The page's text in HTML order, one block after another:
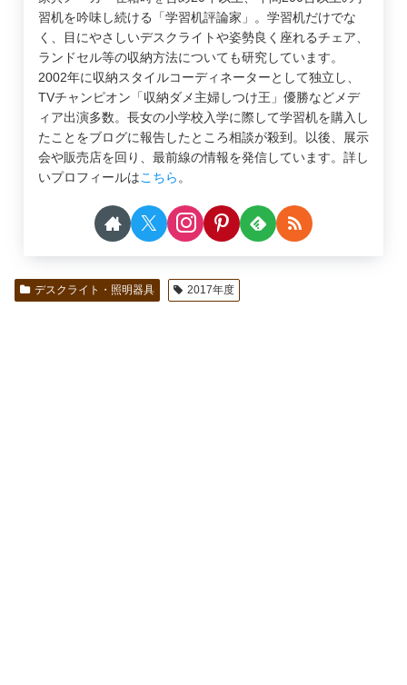
習机を吟味し続ける「学習机評論家」。学習机だけでな
く、目にやさしいデスクライトや姿勢良く座れるチェア、
ランドセル等の収納方法についても研究しています。
2002年に収納スタイルコーディネーターとして独立し、
TVチャンピオン「収納ダメ主婦しつけ王」優勝などメデ
ィア出演多数。長女の小学校入学に際して学習机を購入し
たことをブログに報告したところ相談が殺到。以後、展示
会や販売店を回り、最前線の情報を発信しています。詳し
いプロフィールはこちら 。
デスクライト・照明器具 2017年度